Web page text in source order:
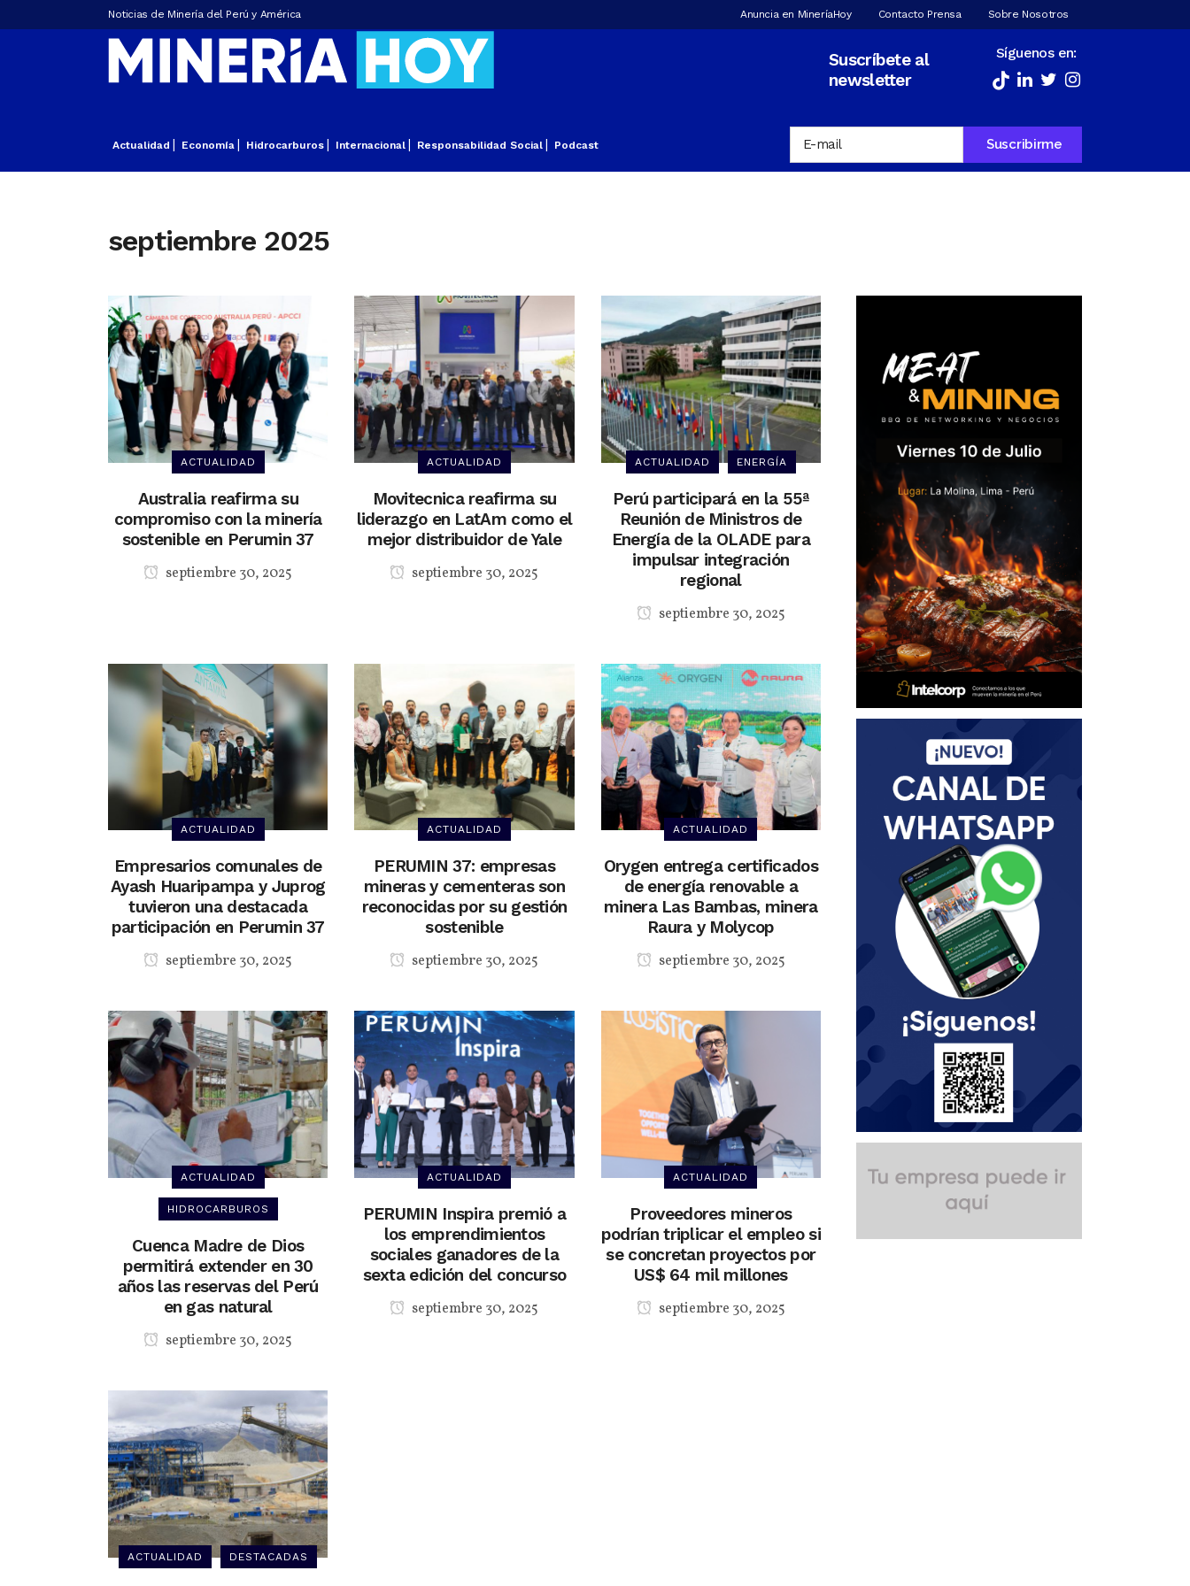
Noticias de Minería del Perú y América Anuncia en MineríaHoy Contacto Prensa Sobre Nosotros
Suscríbete al
newsletter
Síguenos en:
Actualidad Economía Hidrocarburos Internacional Responsabilidad Social Podcast
septiembre 2025
ACTUALIDAD
Australia reafirma su
compromiso con la minería
sostenible en Perumin 37
septiembre 30, 2025
ACTUALIDAD
Movitecnica reafirma su
liderazgo en LatAm como el
mejor distribuidor de Yale
septiembre 30, 2025
ACTUALIDAD ENERGÍA
Perú participará en la 55ª
Reunión de Ministros de
Energía de la OLADE para
impulsar integración
regional
septiembre 30, 2025
ACTUALIDAD
Empresarios comunales de
Ayash Huaripampa y Juprog
tuvieron una destacada
participación en Perumin 37
septiembre 30, 2025
ACTUALIDAD
PERUMIN 37: empresas
mineras y cementeras son
reconocidas por su gestión
sostenible
septiembre 30, 2025
ACTUALIDAD
Orygen entrega certificados
de energía renovable a
minera Las Bambas, minera
Raura y Molycop
septiembre 30, 2025
ACTUALIDAD
HIDROCARBUROS
Cuenca Madre de Dios
permitirá extender en 30
años las reservas del Perú
en gas natural
septiembre 30, 2025
ACTUALIDAD
PERUMIN Inspira premió a
los emprendimientos
sociales ganadores de la
sexta edición del concurso
septiembre 30, 2025
ACTUALIDAD
Proveedores mineros
podrían triplicar el empleo si
se concretan proyectos por
US$ 64 mil millones
septiembre 30, 2025
ACTUALIDAD DESTACADAS